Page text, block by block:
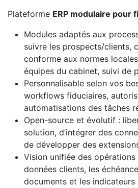
Plateforme ERP modulaire pour
Modules adaptés aux
suivre les prospects/clients,
conforme aux normes
équipes du cabinet, suivi de
Personnalisable selon vos
workflows fiduciaires,
automatisations des tâches
Open-source et évolutif :
solution, d’intégrer des
de développer des
Vision unifiée des
données clients, les
documents et les indicateurs